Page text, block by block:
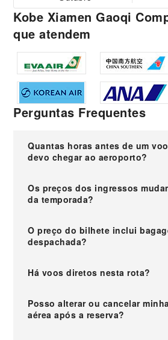
Kobe Xiamen Gaoqi
que atendem
Perguntas Frequentes
Quantas horas antes de um
devo chegar ao aeroporto?
Os preços dos ingressos
da temporada?
O preço do bilhete inclui
despachada?
Há voos diretos nesta rota?
Posso alterar ou cancelar
aérea após a reserva?